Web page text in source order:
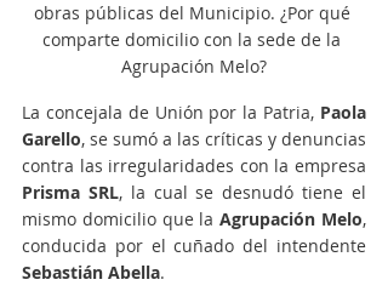
obras públicas del Municipio. ¿Por qué
comparte domicilio con la sede de la
Agrupación Melo?
La concejala de Unión por la Patria, Paola
Garello, se sumó a las críticas y denuncias
Prisma SRL, la cual se desnudó tiene el
mismo domicilio que la Agrupación Melo,
Sebastián Abella.